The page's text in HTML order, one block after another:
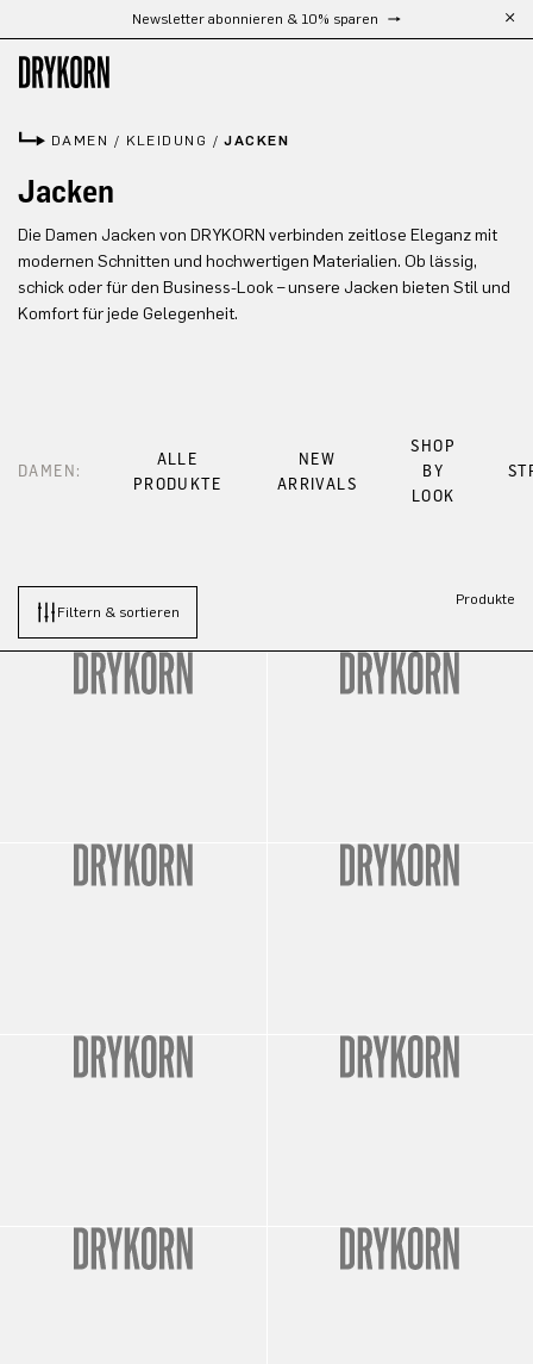
Zum Hauptinhalt springenNewsletter abonnieren & 10% sparen
DAMEN / KLEIDUNG /JACKEN
Jacken
Die Damen Jacken von DRYKORN verbinden zeitlose Eleganz mit
modernen Schnitten und hochwertigen Materialien. Ob lässig,
schick oder für den Business-Look – unsere Jacken bieten Stil und
Komfort für jede Gelegenheit.
DAMEN:
ALLE
PRODUKTE
NEW
ARRIVALS
SHOP
BY
LOOK
Filtern & sortieren
Produkte